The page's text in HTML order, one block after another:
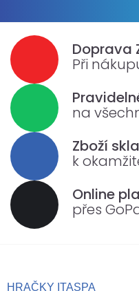
Doprava
Při
na
Zboží
k
Online
přes
HRAČKY ITASPA